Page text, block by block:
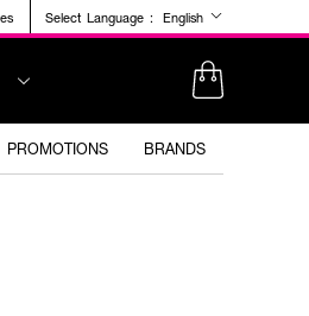
Select Language : English
PROMOTIONS BRANDS